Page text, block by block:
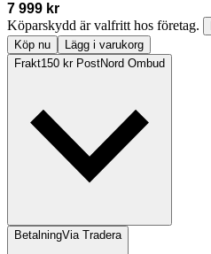
7 999 kr
Köparskydd är valfritt hos företag.
Köp nu
Lägg i varukorg
Frakt150 kr PostNord Ombud
BetalningVia Tradera